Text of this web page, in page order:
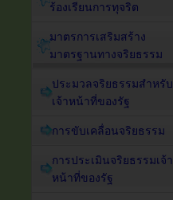
ร้องเรียนการทุจริต
มาตรการเสริมสร้าง
มาตรฐานทางจริยธรรม
ประมวลจริยธรรมสำหรับ
เจ้าหน้าที่ของรัฐ
การขับเคลื่อนจริยธรรม
การประเมินจริยธรรมเจ้า
หน้าที่ของรัฐ